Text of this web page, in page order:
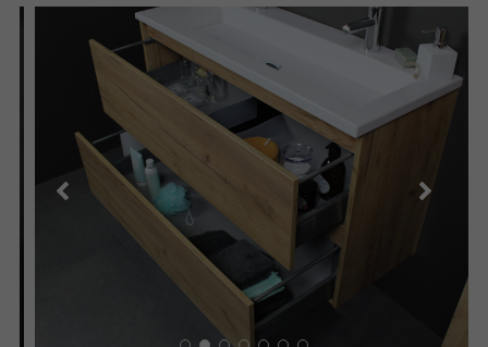
Wastafel porselein
- Onderkast whisky Oak